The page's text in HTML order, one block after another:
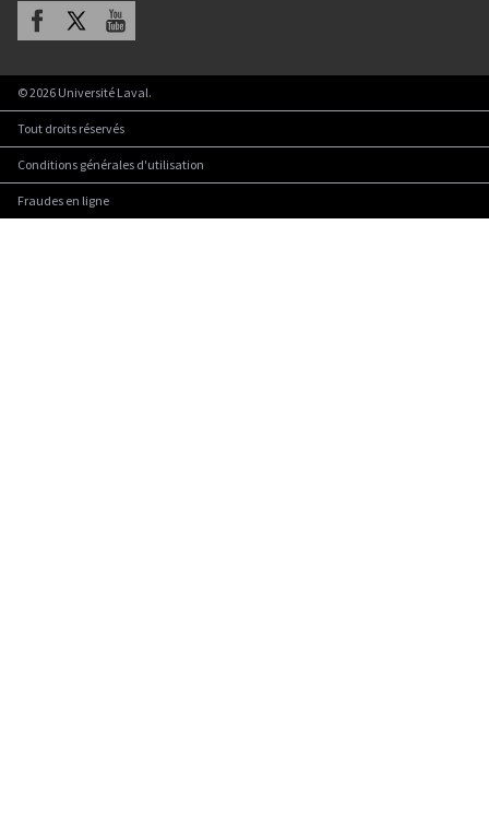
Facebook Youtube
©2026 Université Laval.
Tout droits réservés
Conditions générales d'utilisation
Fraudes en ligne